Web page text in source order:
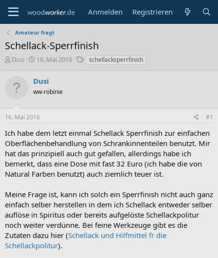
Anmelden Registrieren
Amateur fragt
Schellack-Sperrfinish
E
t
l
e
r
Dusi
E
t
e
l
t
a
m
16. Mai 2016
S
w
t
e
schellacksperrfinish
Dusi
ww-robinie
16. Mai 2016 #1
Ich habe dem letzt einmal Schellack Sperrfinish zur einfachen
Oberflächenbehandlung von Schrankinnenteilen benutzt. Mir
hat das prinzipiell auch gut gefallen, allerdings habe ich
bemerkt, dass eine Dose mit fast 32 Euro (ich habe die von
Natural Farben benutzt) auch ziemlich teuer ist.
Meine Frage ist, kann ich solch ein Sperrfinish nicht auch ganz
einfach selber herstellen in dem ich Schellack entweder selber
auflöse in Spiritus oder bereits aufgelöste Schellackpolitur
noch weiter verdünne. Bei feine Werkzeuge gibt es die
Zutaten dazu hier (Schellack und Hilfmittel fr die
Schellackpolitur).